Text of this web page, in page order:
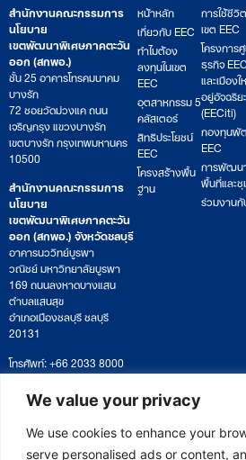
We value your privacy
We use cookies to enhance your
serve personalised ads or content,
สำนักงานคณะกรรมการ
นโยบาย
เขตพัฒนาพิเศษภาคตะวัน
ออก (สกพอ.)
ชั้น 25 อาคารโทรคมนาคม
บางรัก
72 ซอยวัดม่วงแค ถนน
เจริญกรุง แขวงบางรัก
เขตบางรัก กรุงเทพมหานคร
10500
สำนักงานคณะกรรมการ
นโยบาย
เขตพัฒนาพิเศษภาคตะวัน
ออก (สกพอ.) จังหวัดชลบุรี
อาคารนววิทย์บูรพา
วณิชย์ มหาวิทยาลัยบูรพา
169 ถนนลงหาดบางแสน
ตำบลแสนสุข
อำเภอเมืองชลบุรี ชลบุรี
20131
โทรศัพท์: +66 2033 8000
เวลาทำการ: จันทร์ – ศุกร์
09:00 – 17:00 น.
ติดตามหนังสือหรือยื่นเอกสาร
saraban@eeco.or.th
หน้าหลัก
เกี่ยวกับ EEC
ทำไมต้อง
ลงทุนในเขต
EEC
อุตสาหกรรม 5
คลัสเตอร์
สิทธิประโยชน์
EEC
โครงสร้างพื้น
ฐาน
การใช้ชีวิ
เขต EEC
โครงการ
ธุรกิจ EEC
และเมือง
อยู่อัจฉริยะ
(EECiti)
กองทุน
EEC
การพัฒน
พื้นที่และ
ร่วมงานกั